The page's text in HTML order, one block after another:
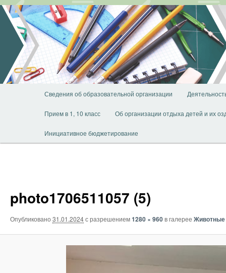
Перейти
основному
содержимому
Сведения об образовательной организации
Прием в 1, 10 класс Об организации отдыха детей и их
Инициативное бюджетирование
photo1706511057 (5)
Опубликовано 31.01.2024с разрешением1280 × 960в галерее Животные